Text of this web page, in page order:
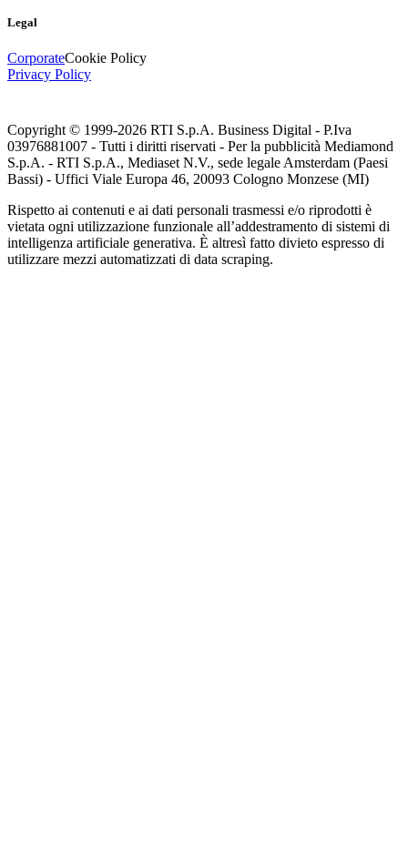
Legal
CorporateCookie Policy
Privacy Policy
Copyright © 1999-2026 RTI S.p.A. Business Digital - P.Iva
03976881007 - Tutti i diritti riservati - Per la pubblicità Mediamond
S.p.A. - RTI S.p.A., Mediaset N.V., sede legale Amsterdam (Paesi
Bassi) - Uffici Viale Europa 46, 20093 Cologno Monzese (MI)
Rispetto ai contenuti e ai dati personali trasmessi e/o riprodotti è
vietata ogni utilizzazione funzionale all’addestramento di sistemi di
intelligenza artificiale generativa. È altresì fatto divieto espresso di
utilizzare mezzi automatizzati di data scraping.